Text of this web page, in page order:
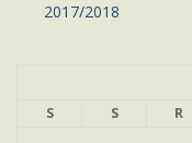
2017/2018
S S R